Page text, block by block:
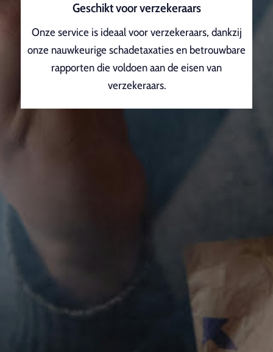
Geschikt voor verzekeraars
Onze service is ideaal voor verzekeraars, dankzij
onze nauwkeurige schadetaxaties en betrouwbare
rapporten die voldoen aan de eisen van
verzekeraars.